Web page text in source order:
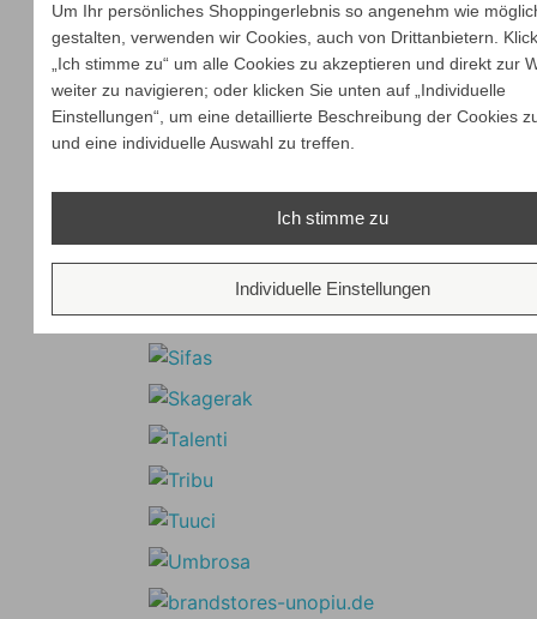
Um Ihr persönliches Shoppingerlebnis so angenehm wie
gestalten, verwenden wir Cookies, auch von Drittanbietern.
„Ich stimme zu“ um alle Cookies zu akzeptieren und direkt zur
weiter zu navigieren; oder klicken Sie unten auf „Individuelle
Einstellungen“, um eine detaillierte Beschreibung der Cookies
und eine individuelle Auswahl zu treffen.
Ich stimme zu
Individuelle Einstellungen